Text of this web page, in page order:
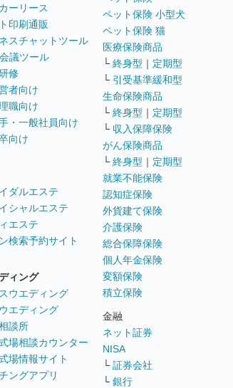
ーリース
印刷通販
スチャットツール
議ツール
修
者向け
職向け
・一般社員向け
向け
ダルエステ
シャルエステ
エステ
検索予約サイト
ィング
ウエディング
エディング
談所
場相談カウンター
場情報サイト
ングアプリ
ペット保険 小型犬
ペット保険 猫
医療保険商品
└ 終身型 ｜ 定期型
└ 引受基準緩和型
生命保険商品
└ 終身型 ｜ 定期型
└ 収入保障保険
がん保険商品
└ 終身型 ｜ 定期型
就業不能保険
認知症保険
外貨建て保険
介護保険
総合保障保険
個人年金保険
変額保険
積立保険
金融
ネット証券
NISA
└ 証券会社
└ 銀行